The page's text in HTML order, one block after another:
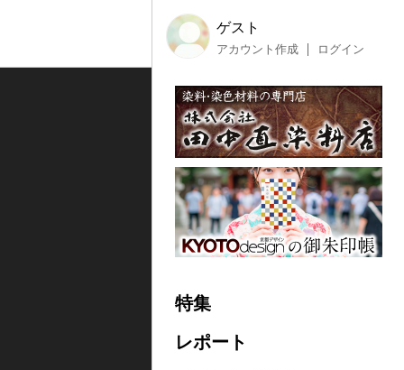
ゲスト
アカウント作成 ログイン
特集
レポート